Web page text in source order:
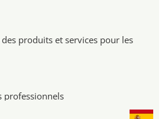
produits et services pour les
professionnels